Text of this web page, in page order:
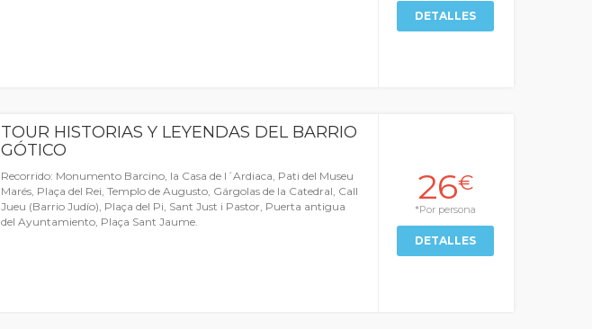
DETALLES
TOUR HISTORIAS Y LEYENDAS DEL BARRIO
GÓTICO
Recorrido: Monumento Barcino, la Casa de l´Ardiaca, Pati del Museu
Marés, Plaça del Rei, Templo de Augusto, Gárgolas de la Catedral, Call
Jueu (Barrio Judío), Plaça del Pi, Sant Just i Pastor, Puerta antigua
del Ayuntamiento, Plaça Sant Jaume.
26€
*Por persona
DETALLES